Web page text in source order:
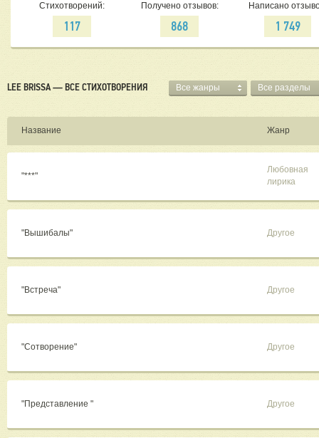
Стихотворений:
117
Получено отзывов:
868
Написано
1 749
LEE BRISSA — ВСЕ СТИХОТВОРЕНИЯ Все жанры Все разделы
Название Жанр
"***"
Любовная
лирика
"Вышибалы" Другое
"Встреча" Другое
"Сотворение" Другое
"Представление " Другое